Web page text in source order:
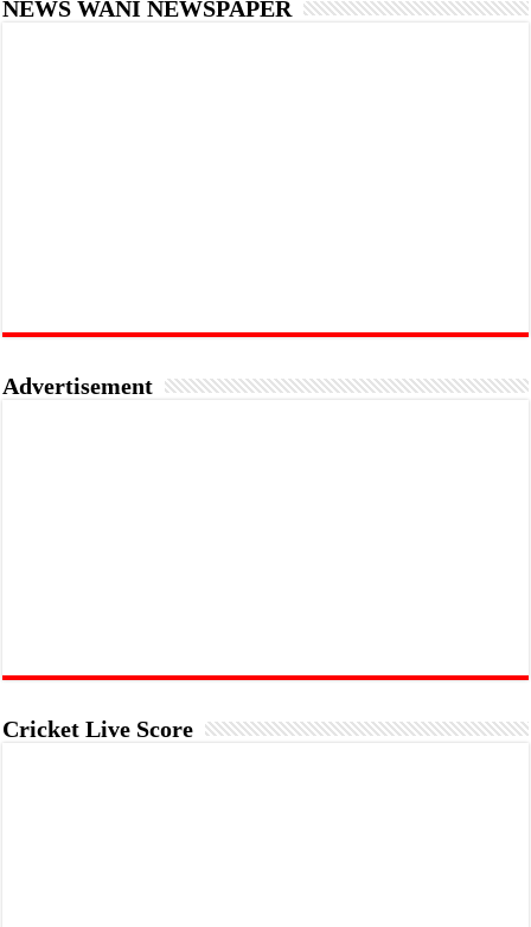
NEWS WANI NEWSPAPER
Advertisement
Cricket Live Score